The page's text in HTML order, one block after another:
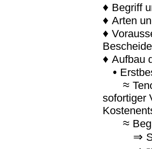
♦ Begriff
♦ Arten
♦
♦ Aufbau
•
≈
sofortiger
≈
⇒